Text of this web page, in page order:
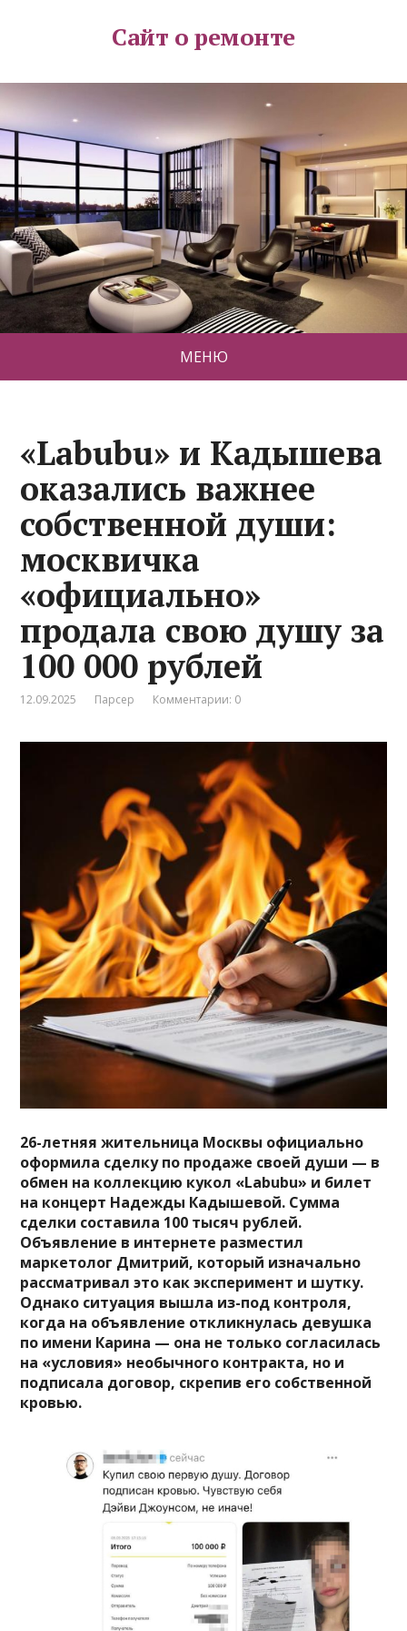
Сайт о ремонте
МЕНЮ
«Labubu» и Кадышева
оказались важнее
собственной души:
москвичка
«официально»
продала свою душу за
100 000 рублей
12.09.2025 Парсер Комментарии: 0
26-летняя жительница Москвы официально
оформила сделку по продаже своей души — в
обмен на коллекцию кукол «Labubu» и билет
на концерт Надежды Кадышевой. Сумма
сделки составила 100 тысяч рублей.
Объявление в интернете разместил
маркетолог Дмитрий, который изначально
рассматривал это как эксперимент и шутку.
Однако ситуация вышла из-под контроля,
когда на объявление откликнулась девушка
по имени Карина — она не только согласилась
на «условия» необычного контракта, но и
подписала договор, скрепив его собственной
кровью.